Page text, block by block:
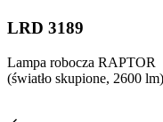
LRD 3189
Lampa robocza RAPTOR
(światło skupione, 2600 lm)